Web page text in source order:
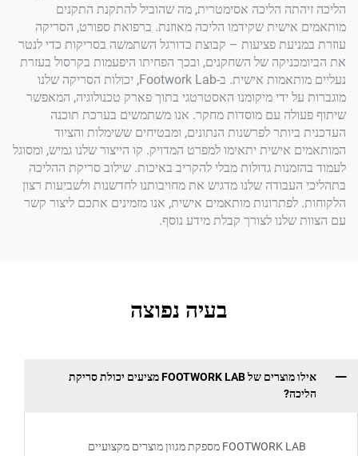
הליכה אסימטרית, מה שהוביל להתקנת התקנים
שקידמו הליכה מאוזנת. ברפואת ספורט, הסריקה
פציעות – קבוצת כדורגל השתמשה בסריקות כדי לנטר
של השחקנים, ובכך הפחיתו היפעמות בקרסול בעזרת
נעליים מותאמות אישית. ב-Footwork Lab, יכולות הסריקה שלנו
ידי מיקומנו האסטרטגי בתוך פארק טכנולוגיה, המאפשר
עם מוסדות מחקר. אנו משתמשים בערכת תוכנה
לפרשנות הנתונים, ומבטיחים ששימלות והציוד
יתאימו למפרט המדויק. קו הייצור שלנו גמיש, ומסוגל
גדולות מבלי להקריב באיכות. שילוב סריקת ההליכה
שלנו מדגיש את מחויבותנו לחדשנות ולשביעות רצון
מותאמים אישית, אנו מזמינים אתכם ליצור קשר
לצורך קבלת מידע נוסף.
בעיה נפוצה
אילו מוצרים של FOOTWORK LAB מציעים יכולת סריקת
FOOTWORK LAB מספקת מגוון מוצרים מקצועיים